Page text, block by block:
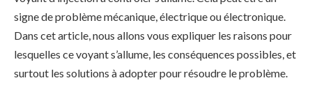
signe de problème mécanique, électrique ou électronique.
Dans cet article, nous allons vous expliquer les raisons pour
lesquelles ce voyant s’allume, les conséquences possibles, et
surtout les solutions à adopter pour résoudre le problème.